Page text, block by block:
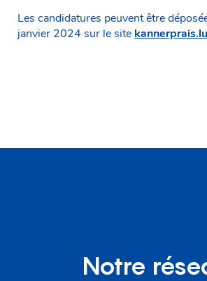
Les candidatures peuvent être
janvier 2024 sur le site kannerprais.lu
Notre